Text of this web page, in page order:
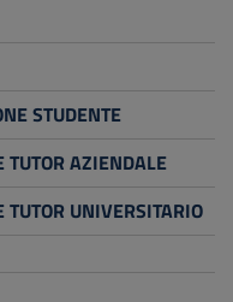
STUDENTE
TUTOR AZIENDALE
UNIVERSITARIO